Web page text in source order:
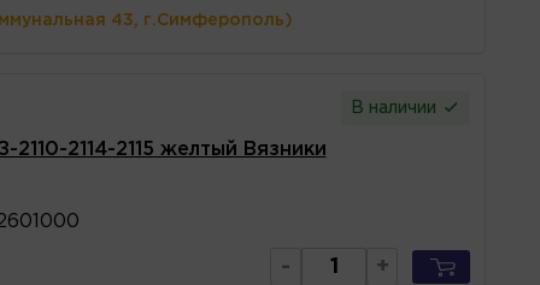
43, г.Симферополь)
В наличии
2114-2115 желтый Вязники
- +